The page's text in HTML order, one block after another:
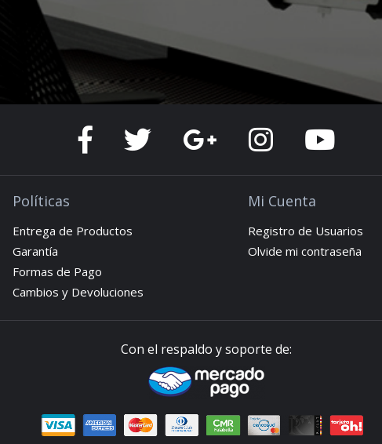
Políticas
Entrega de Productos
Garantía
Formas de Pago
Cambios y Devoluciones
Mi Cuenta
Registro de Usuarios
Olvide mi contraseña
Con el respaldo y soporte de: